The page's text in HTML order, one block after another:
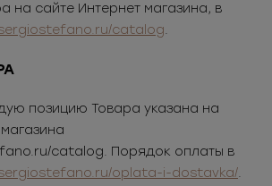
на сайте Интернет магазина, в
catalog.
позицию Товара указана на
catalog. Порядок оплаты в
oplata-i-dostavka/.